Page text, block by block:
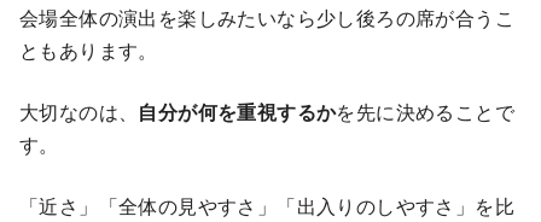
会場全体の演出を楽しみたいなら少し後ろの席が合うこ
ともあります。
大切なのは、 自分が何を重視するかを先に決めることで
す。
「近さ」「全体の見やすさ」「出入りのしやすさ」を比